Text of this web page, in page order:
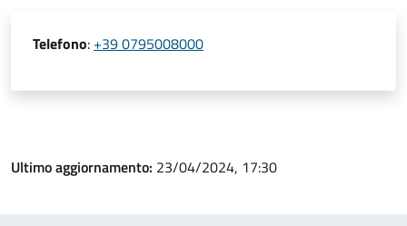
Telefono: +39 0795008000
Ultimo aggiornamento: 23/04/2024, 17:30